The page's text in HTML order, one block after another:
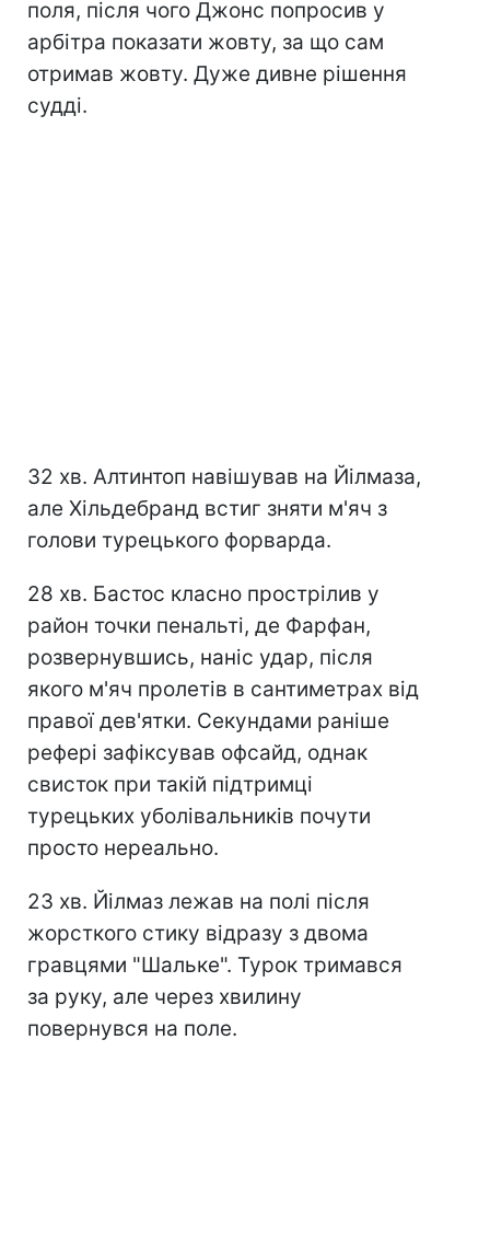
поля, після чого Джонс попросив у
арбітра показати жовту, за що сам
отримав жовту. Дуже дивне рішення
судді.
32 хв. Алтинтоп навішував на Йілмаза,
але Хільдебранд встиг зняти м'яч з
голови турецького форварда.
28 хв. Бастос класно прострілив у
район точки пенальті, де Фарфан,
розвернувшись, наніс удар, після
якого м'яч пролетів в сантиметрах від
правої дев'ятки. Секундами раніше
рефері зафіксував офсайд, однак
свисток при такій підтримці
турецьких уболівальників почути
просто нереально.
23 хв. Йілмаз лежав на полі після
жорсткого стику відразу з двома
гравцями "Шальке". Турок тримався
за руку, але через хвилину
повернувся на поле.